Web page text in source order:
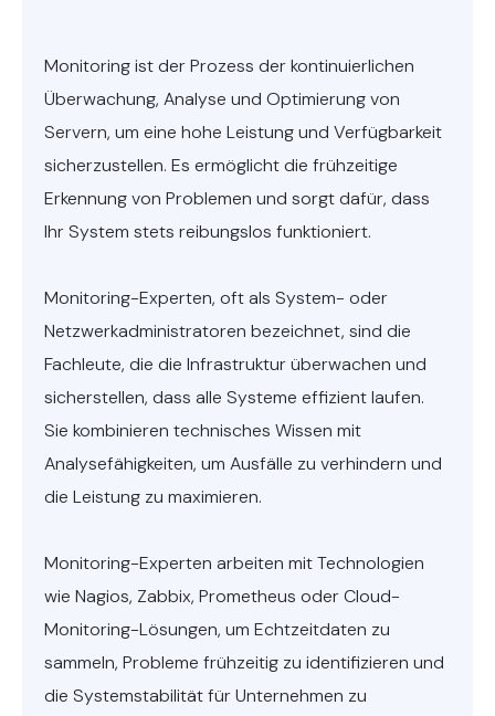
Monitoring ist der Prozess der kontinuierlichen
Überwachung, Analyse und Optimierung von
Servern, um eine hohe Leistung und Verfügbarkeit
sicherzustellen. Es ermöglicht die frühzeitige
Erkennung von Problemen und sorgt dafür, dass
Ihr System stets reibungslos funktioniert.
Monitoring-Experten, oft als System- oder
Netzwerkadministratoren bezeichnet, sind die
Fachleute, die die Infrastruktur überwachen und
sicherstellen, dass alle Systeme effizient laufen.
Sie kombinieren technisches Wissen mit
Analysefähigkeiten, um Ausfälle zu verhindern und
die Leistung zu maximieren.
Monitoring-Experten arbeiten mit Technologien
wie Nagios, Zabbix, Prometheus oder Cloud-
Monitoring-Lösungen, um Echtzeitdaten zu
sammeln, Probleme frühzeitig zu identifizieren und
die Systemstabilität für Unternehmen zu